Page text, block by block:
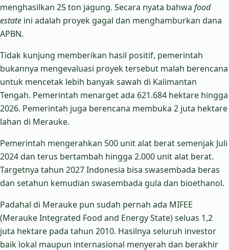
menghasilkan 25 ton jagung. Secara nyata bahwa food
estate ini adalah proyek gagal dan menghamburkan dana
APBN.
Tidak kunjung memberikan hasil positif, pemerintah
bukannya mengevaluasi proyek tersebut malah berencana
untuk mencetak lebih banyak sawah di Kalimantan
Tengah. Pemerintah menarget ada 621.684 hektare hingga
2026. Pemerintah juga berencana membuka 2 juta hektare
lahan di Merauke.
Pemerintah mengerahkan 500 unit alat berat semenjak Juli
2024 dan terus bertambah hingga 2.000 unit alat berat.
Targetnya tahun 2027 Indonesia bisa swasembada beras
dan setahun kemudian swasembada gula dan bioethanol.
Padahal di Merauke pun sudah pernah ada MIFEE
(Merauke Integrated Food and Energy State) seluas 1,2
juta hektare pada tahun 2010. Hasilnya seluruh investor
baik lokal maupun internasional menyerah dan berakhir